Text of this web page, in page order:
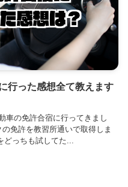
行った感想全て教えます
車の免許合宿に行ってきまし
免許を教習所通いで取得しま
どっちも試してた...